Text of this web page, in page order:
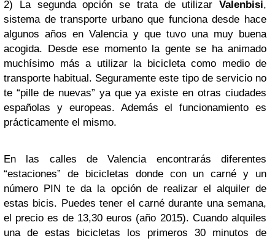
2) La segunda opción se trata de utilizar Valenbisi,
sistema de transporte urbano que funciona desde hace
algunos años en Valencia y que tuvo una muy buena
acogida. Desde ese momento la gente se ha animado
muchísimo más a utilizar la bicicleta como medio de
transporte habitual. Seguramente este tipo de servicio no
te “pille de nuevas” ya que ya existe en otras ciudades
españolas y europeas. Además el funcionamiento es
prácticamente el mismo.
En las calles de Valencia encontrarás diferentes
“estaciones” de bicicletas donde con un carné y un
número PIN te da la opción de realizar el alquiler de
estas bicis. Puedes tener el carné durante una semana,
el precio es de 13,30 euros (año 2015). Cuando alquiles
una de estas bicicletas los primeros 30 minutos de